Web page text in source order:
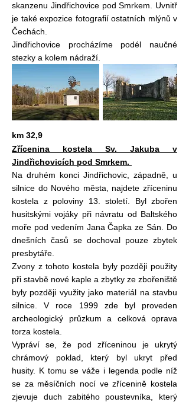
skanzenu Jindřichovice pod Smrkem. Uvnitř
je také expozice fotografií ostatních mlýnů v
Čechách.
Jindřichovice procházíme podél naučné
stezky a kolem nádraží.
km 32,9
Zřícenina kostela Sv. Jakuba v
Jindřichovicích pod Smrkem.
Na druhém konci Jindřichovic, západně, u
silnice do Nového města, najdete zříceninu
kostela z poloviny 13. století. Byl zbořen
husitskými vojáky při návratu od Baltského
moře pod vedením Jana Čapka ze Sán. Do
dnešních časů se dochoval pouze zbytek
presbytáře.
Zvony z tohoto kostela byly později použity
při stavbě nové kaple a zbytky ze zbořeniště
byly později využity jako materiál na stavbu
silnice. V roce 1999 zde byl proveden
archeologický průzkum a celková oprava
torza kostela.
Vypráví se, že pod zříceninou je ukrytý
chrámový poklad, který byl ukryt před
husity. K tomu se váže i legenda podle níž
se za měsíčních nocí ve zřícenině kostela
zjevuje duch zabitého poustevníka, který